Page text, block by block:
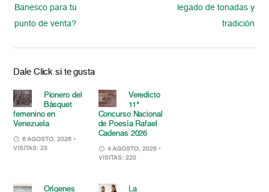
Banesco para tu
punto de venta?
legado de tonadas y
tradición
Dale Click si te gusta
Pionero del
Básquet
femenino en
Venezuela
6 AGOSTO, 2026 •
VISITAS: 23
Veredicto
11°
Concurso Nacional
de Poesía Rafael
Cadenas 2026
4 AGOSTO, 2026 •
VISITAS: 220
Orígenes
La